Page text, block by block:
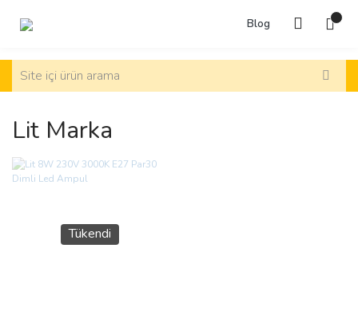
Blog
Lit Marka
Tükendi